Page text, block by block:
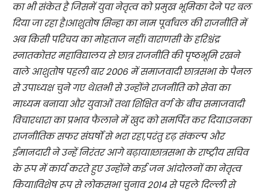
का भी संकेत है जिसमें युवा नेतृत्व को प्रमुख भूमिका देने पर बल
दिया जा रहा है।आशुतोष सिन्हा का नाम पूर्वांचल की राजनीति में
अब किसी परिचय का मोहताज नहीं। वाराणसी के हरिश्चंद्र
स्नातकोत्तर महाविद्यालय से छात्र राजनीति की पृष्ठभूमि रखने
वाले आशुतोष पहली बार 2006 में समाजवादी छात्रसभा के पैनल
से उपाध्यक्ष चुने गए थे।तभी से उन्होंने राजनीति को सेवा का
माध्यम बनाया और युवाओं तथा शिक्षित वर्ग के बीच समाजवादी
विचारधारा का प्रभाव फैलाने में खुद को समर्पित कर दिया।उनका
राजनीतिक सफर संघर्षों से भरा रहा,परंतु दृढ़ संकल्प और
ईमानदारी ने उन्हें निरंतर आगे बढ़ाया।छात्रसभा के राष्ट्रीय सचिव
के रूप में कार्य करते हुए उन्होंने कई जन आंदोलनों का नेतृत्व
किया।विशेष रूप से लोकसभा चुनाव 2014 से पहले दिल्ली से